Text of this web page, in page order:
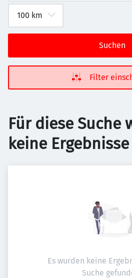
Suchen
Filter
Für diese Suche
keine
Es wurden keine
Suche